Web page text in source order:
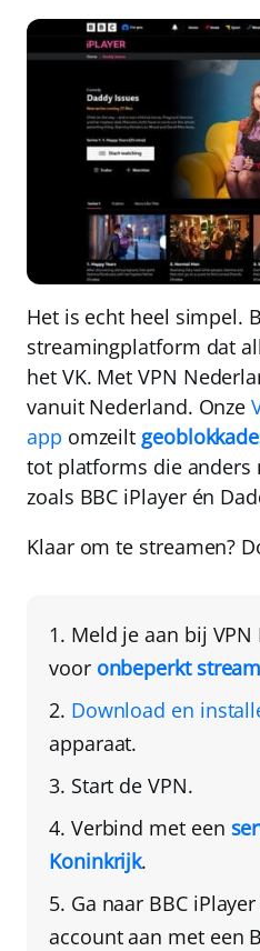
Het is echt heel simpel.
streamingplatform dat
het VK. MetVPN
vanuit Nederland. Onze
app omzeilt
tot platforms die anders
zoals BBC iPlayer én
Klaar om te streamen?
Meld je aan bij
voor onbeperkt
Download en
apparaat.
Start de VPN.
Verbind met een
Koninkrijk.
Ga naar BBC
account aan met een